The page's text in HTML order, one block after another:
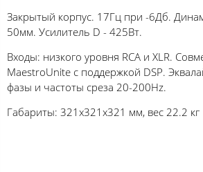
Закрытый корпус. 17Гц при -6Дб.
50мм. Усилитель D - 425Вт.
Входы: низкого уровня RCA и XLR.
MaestroUnite с поддержкой DSP.
фазы и частоты среза 20-200Hz.
Габариты: 321х321х321 мм, вес 22.2 кг